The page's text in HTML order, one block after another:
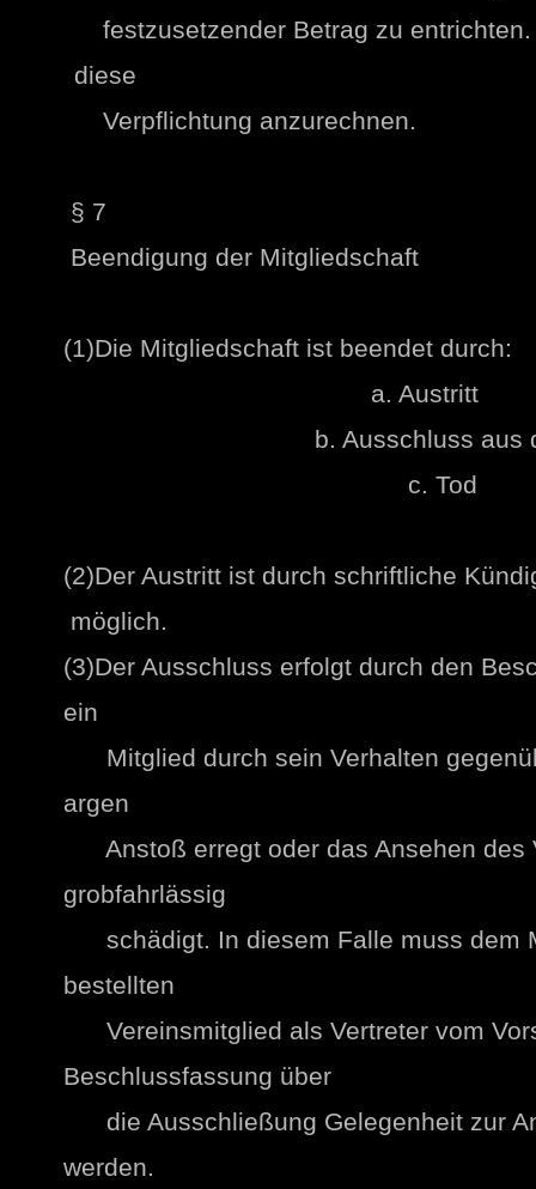
festzusetzender Betrag zu
diese
Verpflichtung anzurechnen.
§ 7
Beendigung der Mitgliedschaft
(1)Die Mitgliedschaft ist
a. Austritt
b. Ausschluss aus
c. Tod
(2)Der Austritt ist durch schriftliche
möglich.
(3)Der Ausschluss erfolgt durch den
ein
Mitglied durch sein Verhalten
argen
Anstoß erregt oder das Ansehen des
grobfahrlässig
schädigt. In diesem Falle muss dem
bestellten
Vereinsmitglied als Vertreter vom
Beschlussfassung über
die Ausschließung Gelegenheit zur
werden.